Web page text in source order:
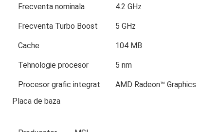
Frecventa nominala 4.2 GHz
Frecventa Turbo Boost 5 GHz
Cache 104 MB
Tehnologie procesor 5 nm
Procesor grafic integrat
AMD Radeon™ Graphics
Placa de baza